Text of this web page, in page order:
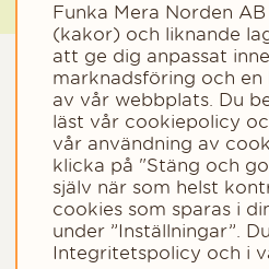
Copyright © 2023 -
Funka Mera Norden
(kakor) och liknande
att ge dig anpassat
marknadsföring och
av vår webbplats. Du
läst vår cookiepolicy
vår användning av
klicka på "Stäng och
själv när som helst
cookies som sparas i
under ”Inställningar”.
Integritetspolicy och i